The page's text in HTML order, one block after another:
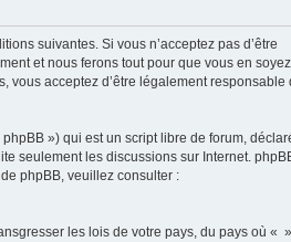
suivantes. Si vous n’acceptez pas d’être
et nous ferons tout pour que vous en soyez
vous acceptez d’être légalement responsable
») qui est un script libre de forum,
seulement les discussions sur Internet.
phpBB, veuillez consulter :
les lois de votre pays, du pays où « »